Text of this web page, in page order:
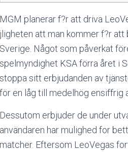
MGM planerar f?r att driva
jligheten att man kommer f?r
Sverige. Något som påverkat
spelmyndighet KSA förra året i
stoppa sitt erbjudanden av
för en låg till medelhög ensiffrig
Dessutom erbjuder de under
användaren har mulighed for
matcher. Eftersom LeoVegas